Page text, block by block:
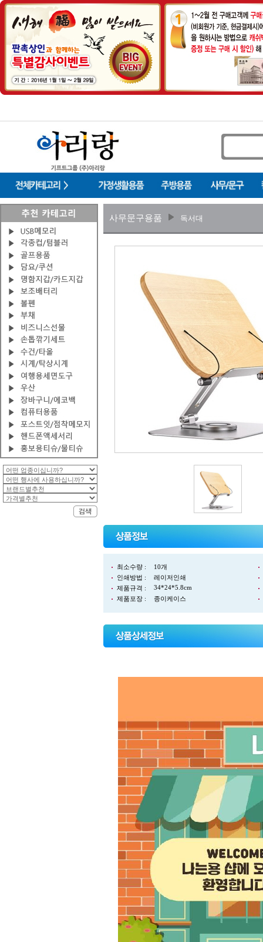
사무문구용품 독서대
최소수량 :
10개
인쇄방법 :
레이저인쇄
제품규격 :
34*24*5.8cm
제품포장 :
종이케이스